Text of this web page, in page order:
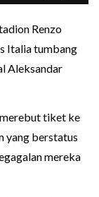
Renzo
Italia tumbang
Aleksandar
tiket ke
yang berstatus
mereka